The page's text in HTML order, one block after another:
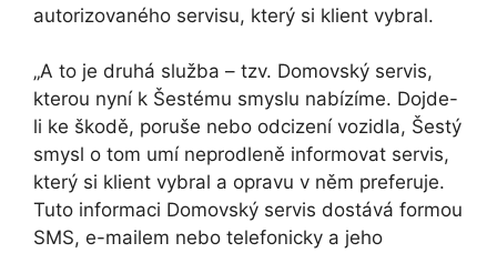
autorizovaného servisu, který si klient vybral.
„A to je druhá služba – tzv. Domovský servis,
kterou nyní k Šestému smyslu nabízíme. Dojde-
li ke škodě, poruše nebo odcizení vozidla, Šestý
smysl o tom umí neprodleně informovat servis,
který si klient vybral a opravu v něm preferuje.
Tuto informaci Domovský servis dostává formou
SMS, e-mailem nebo telefonicky a jeho